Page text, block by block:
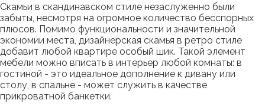
Скамьи в скандинавском стиле незаслуженно были
забыты, несмотря на огромное количество бесспорных
плюсов. Помимо функциональности и значительной
экономии места, дизайнерская скамья в ретро стиле
добавит любой квартире особый шик. Такой элемент
мебели можно вписать в интерьер любой комнаты: в
гостиной - это идеальное дополнение к дивану или
столу, в спальне - может служить в качестве
прикроватной банкетки.